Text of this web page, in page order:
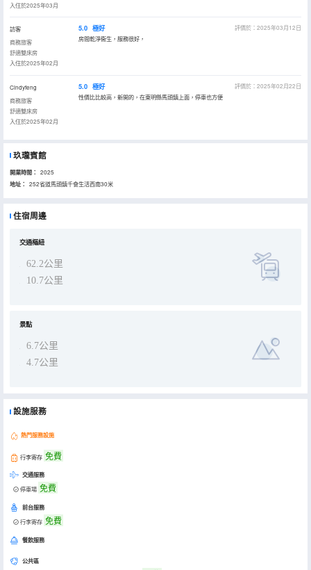
入住於2025年03月
訪客
商務旅客
舒適雙床房
入住於2025年02月
5.0 極好
評價於：2025年03月12日
房間乾淨衞生，服務很好，
Cindyfeng
商務旅客
舒適雙床房
入住於2025年02月
5.0 極好
評價於：2025年02月22日
性價比比較高，新開的，在東明縣馬頭鎮上面，停車也方便
玖瓏賓館
開業時間： 2025
地址： 252省道馬頭鎮千會生活西南30米
住宿周邊
交通樞紐
62.2公里
10.7公里
景點
6.7公里
4.7公里
設施服務
熱門服務設施
行李寄存 免費
交通服務
停車場 免費
前台服務
行李寄存 免費
餐飲服務
公共區